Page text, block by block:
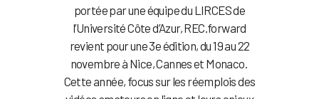
portée par une équipe du LIRCES de
l’Université Côte d’Azur, REC.forward
revient pour une 3e édition, du 19 au 22
novembre à Nice, Cannes et Monaco.
Cette année, focus sur les réemplois des